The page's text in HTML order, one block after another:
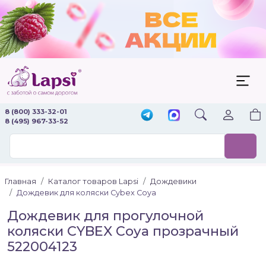
8 (800) 333-32-01
8 (495) 967-33-52
Главная Каталог товаров Lapsi
Дождевики
Дождевик для коляски Cybex Coya
Дождевик для прогулочной
коляски CYBEX Coya прозрачный
522004123